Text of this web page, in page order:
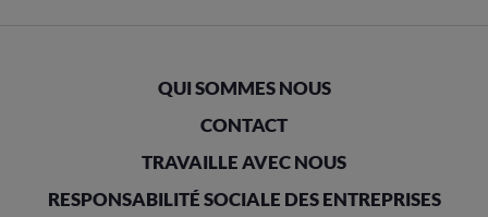
QUI SOMMES NOUS
CONTACT
TRAVAILLE AVEC NOUS
RESPONSABILITÉ SOCIALE DES ENTREPRISES